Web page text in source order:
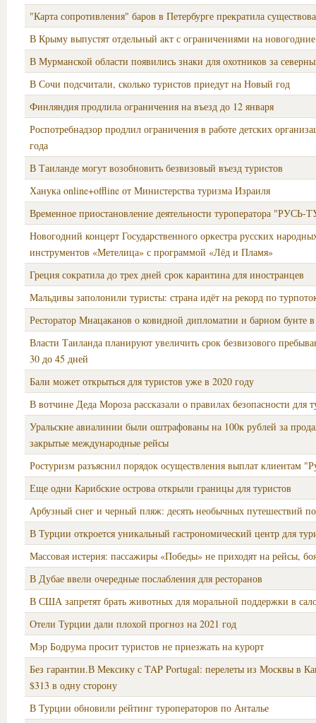
"Карта сопротивления" баров в Петербурге прекратила
В Крыму выпустят отдельный акт с ограничениями на
В Мурманской области появились знаки для охотников за
В Сочи подсчитали, сколько туристов приедут на Новый год
Финляндия продлила ограничения на въезд до 12 января
Роспотребнадзор продлил ограничения в работе детских
года
В Таиланде могут возобновить безвизовый въезд туристов
Ханука online+offline от Министерства туризма Израиля
Временное приостановление деятельности туроператора "РУСЬ-
Новогодний концерт Государственного оркестра русских
инструментов «Метелица» с программой «Лёд и Пламя»
Греция сократила до трех дней срок карантина для иностранцев
Мальдивы заполонили туристы: страна идёт на рекорд по
Ресторатор Мнацаканов о ковидной дипломатии и барном бунте в
Власти Таиланда планируют увеличить срок безвизового
30 до 45 дней
Бали может открыться для туристов уже в 2020 году
В вотчине Деда Мороза рассказали о правилах безопасности для
Уральские авиалинии были оштрафованы на 100к рублей за
закрытые международные рейсы
Ростуризм разъяснил порядок осуществления выплат клиентам
Еще одни Карибские острова открыли границы для туристов
Арбузный снег и черный пляж: десять необычных путешествий
В Турции откроется уникальный гастрономический центр для
Массовая истерия: пассажиры «Победы» не приходят на рейсы,
В Дубае ввели очередные послабления для ресторанов
В США запретят брать животных для моральной поддержки в
Отели Турции дали плохой прогноз на 2021 год
Мэр Бодрума просит туристов не приезжать на курорт
Без гарантии.В Мексику с TAP Portugal: перелеты из Москвы в
$313 в одну сторону
В Турции обновили рейтинг туроператоров по Анталье